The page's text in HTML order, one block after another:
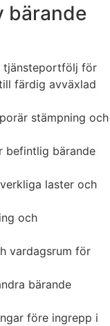
bärande
tjänsteportfölj för
färdig avväxlad
stämpning och
befintlig bärande
laster och
och
vardagsrum för
bärande
före ingrepp i